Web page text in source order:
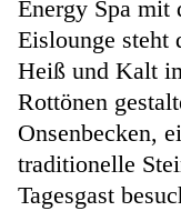
Energy Spa mit
Eislounge steht
Heiß und Kalt
Rottönen
Onsenbecken,
traditionelle
Tagesgast